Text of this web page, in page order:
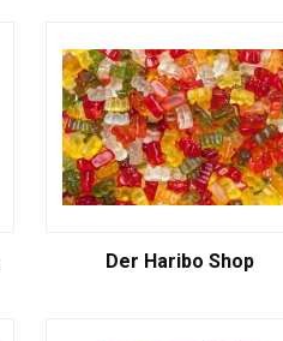
Der Haribo Shop